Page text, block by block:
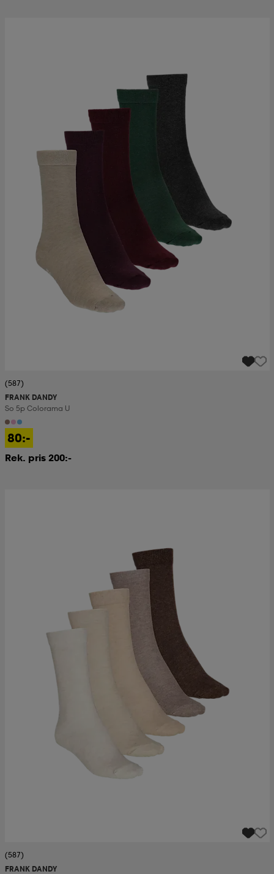
(587)
FRANK DANDY
So 5p Colorama U
80:-
Rek. pris 200:-
(587)
FRANK DANDY